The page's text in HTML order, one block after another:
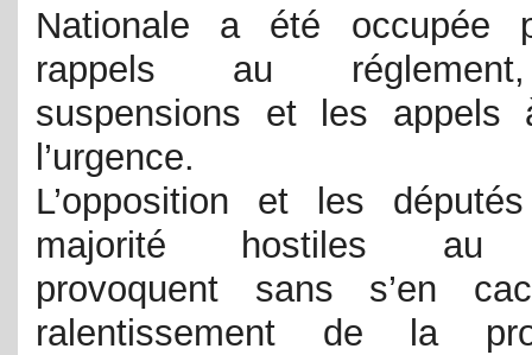
Nationale a été occupée
rappels au
suspensions et les appels
l’urgence.
L’opposition et les
majorité hostiles au
provoquent sans s’en
ralentissement de la